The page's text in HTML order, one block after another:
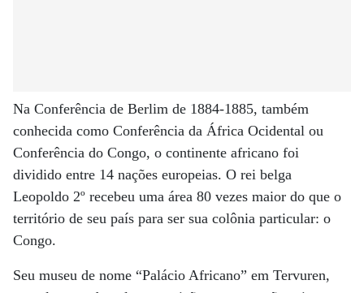
Na Conferência de Berlim de 1884-1885, também
conhecida como Conferência da África Ocidental ou
Conferência do Congo, o continente africano foi
dividido entre 14 nações europeias. O rei belga
Leopoldo 2º recebeu uma área 80 vezes maior do que o
território de seu país para ser sua colônia particular: o
Congo.
Seu museu de nome “Palácio Africano” em Tervuren,